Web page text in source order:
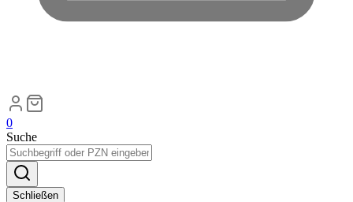
0
Suche
Schließen